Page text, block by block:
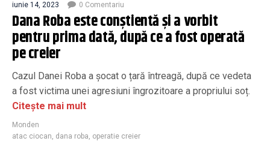
iunie 14, 2023 0 Comentariu
Dana Roba este conștientă și a vorbit
pentru prima dată, după ce a fost operată
pe creier
Cazul Danei Roba a șocat o țară întreagă, după ce vedeta
a fost victima unei agresiuni îngrozitoare a propriului soț.
Citește mai mult
Monden
atac ciocan, dana roba, operatie creier